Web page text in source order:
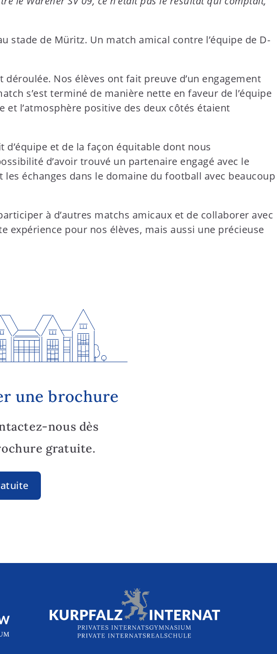
stade de Müritz. Un match amical contre l’équipe de D-
Nos élèves ont fait preuve d’un engagement
s’est terminé de manière nette en faveur de l’équipe
l’atmosphère positive des deux côtés étaient
et de la façon équitable dont nous
d’avoir trouvé un partenaire engagé avec le
échanges dans le domaine du football avec beaucoup
à d’autres matchs amicaux et de collaborer avec
expérience pour nos élèves, mais aussi une précieuse
une brochure
nous dès
gratuite.